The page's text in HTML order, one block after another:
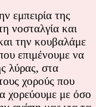
εμπειρία της
νοσταλγία και
την κουβαλάμε
επιμένουμε να
λύρας, στα
χορούς που
χορεύουμε με όσο